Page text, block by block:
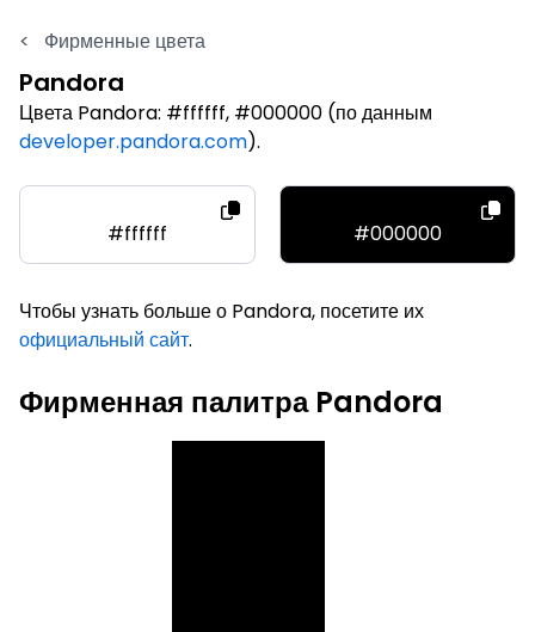
< Фирменные цвета
Pandora
Цвета Pandora: #ffffff, #000000 (по данным
developer.pandora.com).
#ffffff #000000
Чтобы узнать больше о Pandora, посетите их
официальный сайт.
Фирменная палитра Pandora